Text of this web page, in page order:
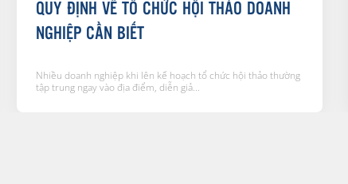
QUY ĐỊNH VỀ TỔ CHỨC HỘI THẢO DOANH
NGHIỆP CẦN BIẾT
Nhiều doanh nghiệp khi lên kế hoạch tổ chức hội thảo thường
tập trung ngay vào địa điểm, diễn giả...